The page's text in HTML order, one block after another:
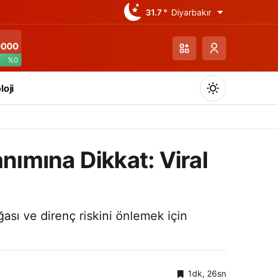
31.7 ° Diyarbakır
%0
Dikkat: Viral
ve direnç riskini önlemek için
1dk, 26sn